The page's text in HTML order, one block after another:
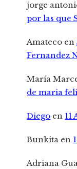
jorge
por las que
Amateco en
Fernandez
María
de maria
Diego en 11
Bunkita en
Adriana